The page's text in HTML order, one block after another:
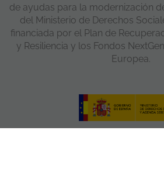
de ayudas para la modernización
del Ministerio de Derechos
financiada por el Plan de
y Resiliencia y los Fondos
Europea.